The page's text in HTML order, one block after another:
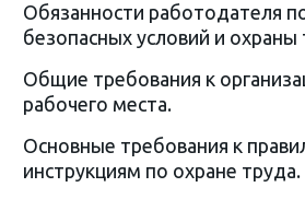
Обязанности работодателя
безопасных условий и охраны
Общие требования к
рабочего места.
Основные требования к
инструкциям по охране труда.